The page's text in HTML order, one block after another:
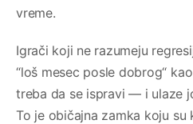
vreme.
Igrači koji ne razumeju
“loš mesec posle dobrog“
treba da se ispravi — i ulaze
To je običajna zamka koju su